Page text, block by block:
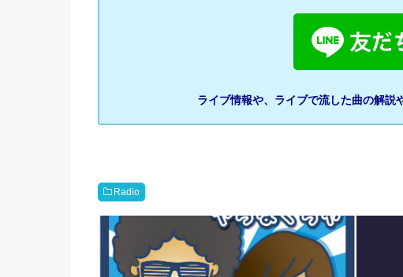
ライブ情報や、ライブで流した曲の解説
Radio